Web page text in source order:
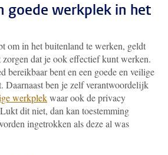
goede werkplek in het
om in het buitenland te werken, geldt
dat je ook effectief kunt werken.
bereikbaar bent en een goede en veilige
Daarnaast ben je zelf verantwoordelijk
werkplekwaar ook de privacy
dit niet, dan kan toestemming
ingetrokken als deze al was